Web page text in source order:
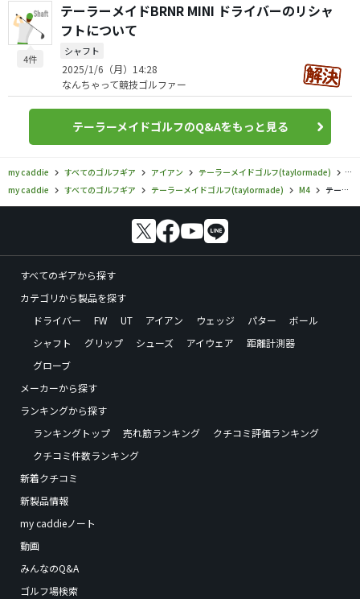
4件
テーラーメイドBRNR MINI ドライバーのリシャ
フトについて
シャフト
2025/1/6（月）14:28
なんちゃって競技ゴルファー
テーラーメイドゴルフのQ&Aをもっと見る
my caddie すべてのゴルフギア アイアン テーラーメイドゴルフ(taylormade)
M4
my caddie
すべてのゴルフギア テーラーメイドゴルフ(taylormade) M4 テーラーメイドゴルフ／M4／M4 Women’s アイアンの口コミ評価
すべてのギアから探す
カテゴリから製品を探す
ドライバー
FW UT アイアン ウェッジ パター
ボール
シャフト
グリップ シューズ アイウェア
距離計測器
グローブ
メーカーから探す
ランキングから探す
ランキングトップ
売れ筋ランキング
クチコミ評価ランキング
クチコミ件数ランキング
新着クチコミ
新製品情報
my caddieノート
動画
みんなのQ&A
ゴルフ場検索